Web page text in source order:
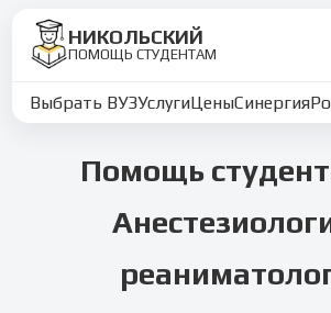
НИКОЛЬСКИЙ
ПОМОЩЬ СТУДЕНТАМ
Выбрать ВУЗУслугиЦеныСинергия
Помощь